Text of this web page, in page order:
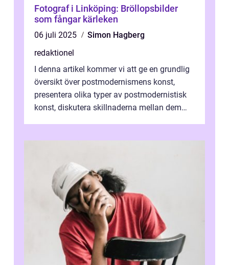
Fotograf i Linköping: Bröllopsbilder
som fångar kärleken
06 juli 2025
Simon Hagberg
redaktionel
I denna artikel kommer vi att ge en grundlig
översikt över postmodernismens konst,
presentera olika typer av postmodernistisk
konst, diskutera skillnaderna mellan dem